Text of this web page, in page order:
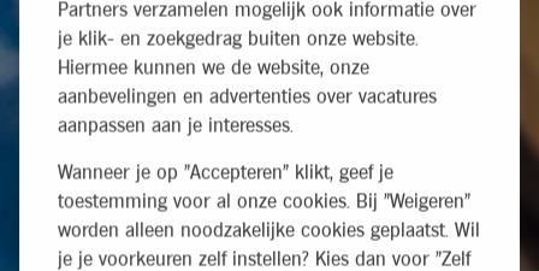
Partners verzamelen mogelijk ook informatie over
je klik- en zoekgedrag buiten onze website.
Hiermee kunnen we de website, onze
aanbevelingen en advertenties over vacatures
aanpassen aan je interesses.
Wanneer je op "Accepteren" klikt, geef je
toestemming voor al onze cookies. Bij "Weigeren"
worden alleen noodzakelijke cookies geplaatst. Wil
je je voorkeuren zelf instellen? Kies dan voor "Zelf